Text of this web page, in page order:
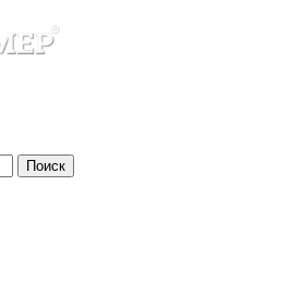
Поиск